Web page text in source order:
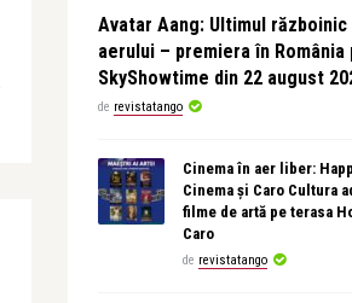
Avatar Aang: Ultimul războinic
aerului – premiera în România
SkyShowtime din 22 august
de revistatango
Cinema în aer liber:
Cinema și Caro Cultura
filme de artă pe terasa
Caro
de revistatango